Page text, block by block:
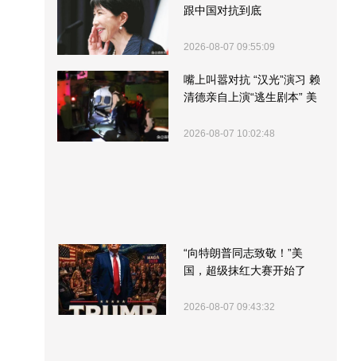
跟中国对抗到底
2026-08-07 09:55:09
嘴上叫嚣对抗 “汉光”演习 赖
清德亲自上演“逃生剧本” 美
2026-08-07 10:02:48
“向特朗普同志致敬！”美
国，超级抹红大赛开始了
2026-08-07 09:43:32